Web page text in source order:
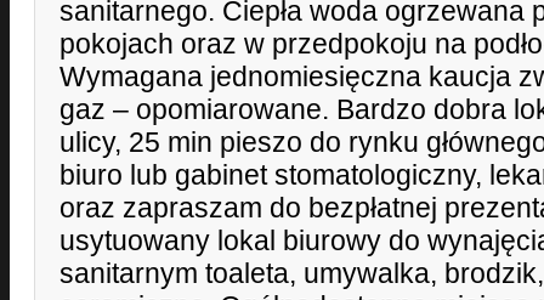
sanitarnego. Ciepła woda ogrzewana
pokojach oraz w przedpokoju na
Wymagana jednomiesięczna kaucja
gaz – opomiarowane. Bardzo dobra
ulicy, 25 min pieszo do rynku
biuro lub gabinet stomatologiczny,
oraz zapraszam do bezpłatnej
usytuowany lokal biurowy do
sanitarnym toaleta, umywalka, brodzik,